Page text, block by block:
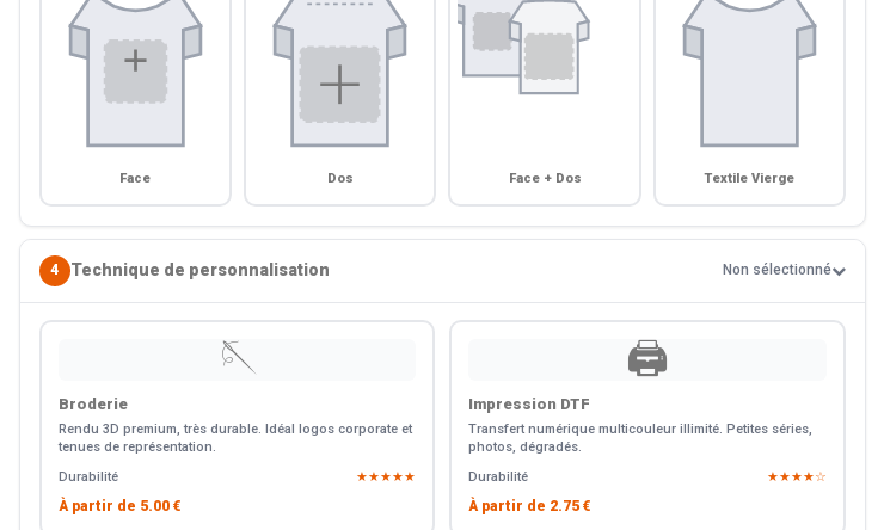
Face Dos Face + Dos Textile Vierge
4 Technique de personnalisation Non sélectionné
🪡
Broderie
Rendu 3D premium, très durable. Idéal logos corporate et
tenues de représentation.
Durabilité
★★★★★
À partir de 5.00 €
🖨️
Impression DTF
Transfert numérique multicouleur illimité. Petites séries,
photos, dégradés.
Durabilité
★★★★☆
À partir de 2.75 €